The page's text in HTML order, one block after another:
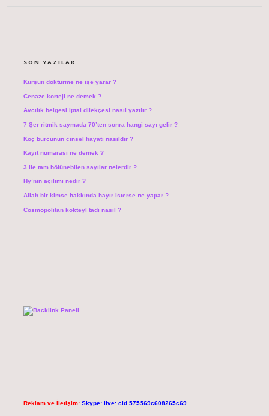
SON YAZILAR
Kurşun döktürme ne işe yarar ?
Cenaze korteji ne demek ?
Avcılık belgesi iptal dilekçesi nasıl yazılır ?
7 Şer ritmik saymada 70’ten sonra hangi sayı gelir ?
Koç burcunun cinsel hayatı nasıldır ?
Kayıt numarası ne demek ?
3 ile tam bölünebilen sayılar nelerdir ?
Hy’nin açılımı nedir ?
Allah bir kimse hakkında hayır isterse ne yapar ?
Cosmopolitan kokteyl tadı nasıl ?
Reklam ve İletişim: Skype: live:.cid.575569c608265c69